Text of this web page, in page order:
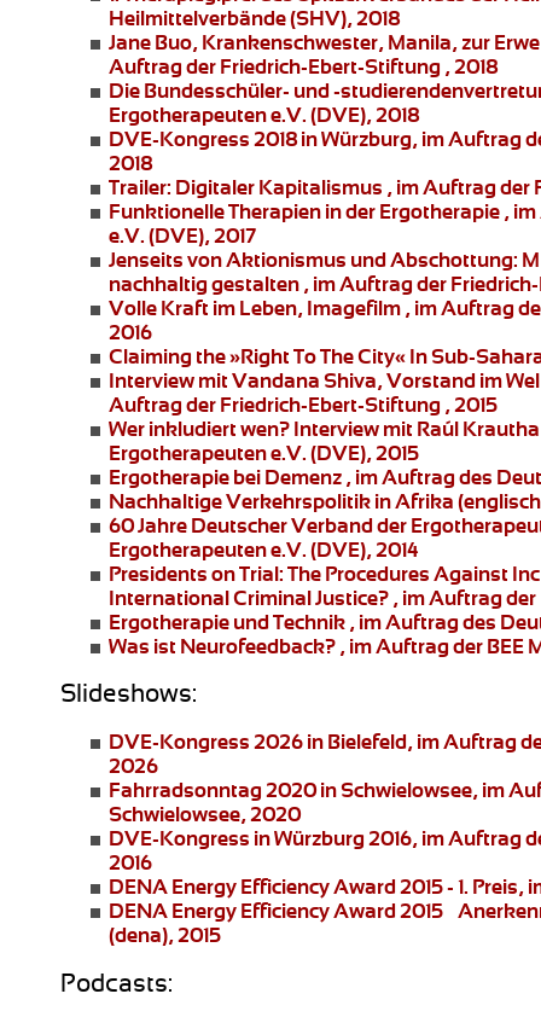
Heilmittelverbände (SHV), 2018
Jane Buo, Krankenschwester, Manila, zur
Auftrag der Friedrich-Ebert-Stiftung , 2018
Die Bundesschüler- und -
Ergotherapeuten e.V. (DVE), 2018
DVE-Kongress 2018 in Würzburg, im Auftrag
2018
Trailer: Digitaler Kapitalismus , im Auftrag der
Funktionelle Therapien in der Ergotherapie ,
e.V. (DVE), 2017
Jenseits von Aktionismus und Abschottung:
nachhaltig gestalten , im Auftrag der
Volle Kraft im Leben, Imagefilm , im Auftrag
2016
Claiming the »Right To The City« In Sub-
Interview mit Vandana Shiva, Vorstand im
Auftrag der Friedrich-Ebert-Stiftung , 2015
Wer inkludiert wen? Interview mit Raúl
Ergotherapeuten e.V. (DVE), 2015
Ergotherapie bei Demenz , im Auftrag des
Nachhaltige Verkehrspolitik in Afrika
60 Jahre Deutscher Verband der
Ergotherapeuten e.V. (DVE), 2014
Presidents on Trial: The Procedures Against
International Criminal Justice? , im Auftrag
Ergotherapie und Technik , im Auftrag des
Was ist Neurofeedback? , im Auftrag der BEE
Slideshows:
DVE-Kongress 2026 in Bielefeld, im Auftrag
2026
Fahrradsonntag 2020 in Schwielowsee, im
Schwielowsee, 2020
DVE-Kongress in Würzburg 2016, im Auftrag
2016
DENA Energy Efficiency Award 2015 - 1. Preis,
DENA Energy Efficiency Award 2015 –
(dena), 2015
Podcasts: